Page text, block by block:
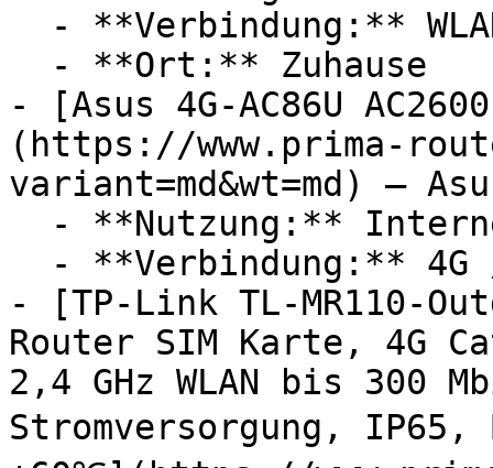
- [Asus 4G-AC86U
(https://www.prima-
variant=md&wt=md) —
- [TP-Link TL-MR110-
Router SIM Karte, 4G
2,4 GHz WLAN bis 300
Stromversorgung,